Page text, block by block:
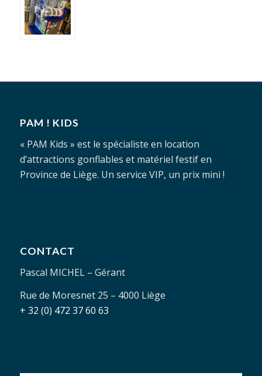
PAM ! KIDS
« PAM Kids » est le spécialiste en location
d’attractions gonflables et matériel festif en
Province de Liège. Un service VIP, un prix mini !
CONTACT
Pascal MICHEL – Gérant
Rue de Moresnet 25 – 4000 Liège
+ 32 (0) 472 37 60 63